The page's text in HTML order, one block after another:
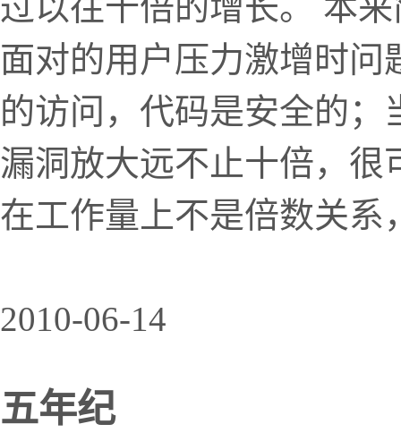
面对的用户压力激增时
的访问，代码是安全的
漏洞放大远不止十倍，很
在工作量上不是倍数关系
2010-06-14
五年纪